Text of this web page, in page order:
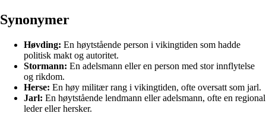
Synonymer
Høvding: En høytstående person i vikingtiden som hadde
politisk makt og autoritet.
Stormann: En adelsmann eller en person med stor innflytelse
og rikdom.
Herse: En høy militær rang i vikingtiden, ofte oversatt som jarl.
Jarl: En høytstående lendmann eller adelsmann, ofte en regional
leder eller hersker.